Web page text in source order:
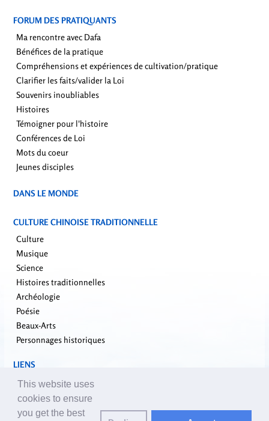
FORUM DES PRATIQUANTS
Ma rencontre avec Dafa
Bénéfices de la pratique
Compréhensions et expériences de cultivation/pratique
Clarifier les faits/valider la Loi
Souvenirs inoubliables
Histoires
Témoigner pour l'histoire
Conférences de Loi
Mots du coeur
Jeunes disciples
DANS LE MONDE
CULTURE CHINOISE TRADITIONNELLE
Culture
Musique
Science
Histoires traditionnelles
Archéologie
Poésie
Beaux-Arts
Personnages historiques
LIENS
falundafa.org
faluninfo.net
minghui.org
This website uses
cookies to ensure
you get the best